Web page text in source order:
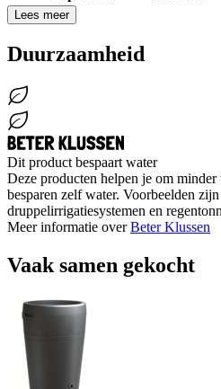
Lees meer
Duurzaamheid
Dit product bespaart water
Deze producten helpen je om
besparen zelf water. Voorbeelden
druppelirrigatiesystemen en
Meer informatie overBeter Klussen
Vaak samen gekocht